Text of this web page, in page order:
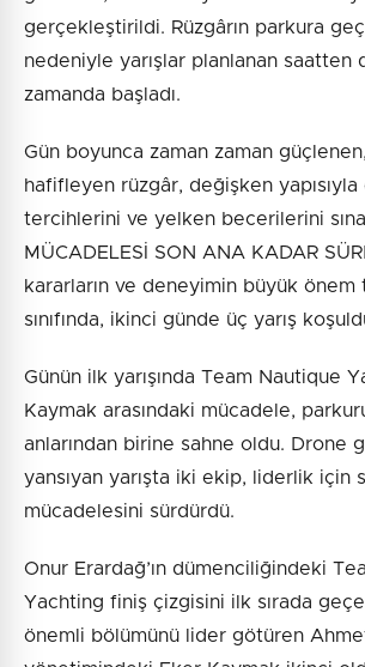
gerçekleştirildi. Rüzgârın parkura geç
nedeniyle yarışlar planlanan saatten
zamanda başladı.
Gün boyunca zaman zaman
hafifleyen rüzgâr, değişken
tercihlerini ve yelken becerilerini
MÜCADELESİ SON ANA KADAR
kararların ve deneyimin büyük önem
sınıfında, ikinci günde üç yarış
Günün ilk yarışında Team Nautique
Kaymak arasındaki mücadele,
anlarından birine sahne oldu. Drone
yansıyan yarışta iki ekip, liderlik için
mücadelesini sürdürdü.
Onur Erardağ’ın dümenciliğindeki
Yachting finiş çizgisini ilk sırada
önemli bölümünü lider götüren